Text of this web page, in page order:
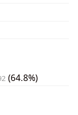
(64.8%)